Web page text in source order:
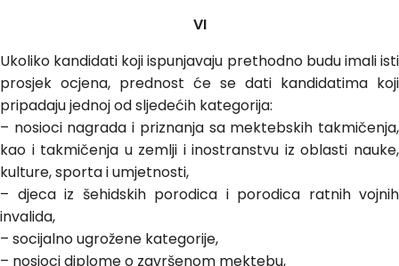
VI
Ukoliko kandidati koji ispunjavaju prethodno budu imali isti
prosjek ocjena, prednost će se dati kandidatima koji
pripadaju jednoj od sljedećih kategorija:
– nosioci nagrada i priznanja sa mektebskih takmičenja,
kao i takmičenja u zemlji i inostranstvu iz oblasti nauke,
kulture, sporta i umjetnosti,
– djeca iz šehidskih porodica i porodica ratnih vojnih
invalida,
– socijalno ugrožene kategorije,
– nosioci diplome o završenom mektebu,